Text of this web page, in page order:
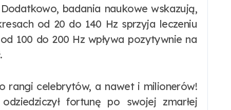
badania naukowe wskazują,
od 20 do 140 Hz sprzyja leczeniu
100 do 200 Hz wpływa pozytywnie na
rangi celebrytów, a nawet i milionerów!
fortunę po swojej zmarłej